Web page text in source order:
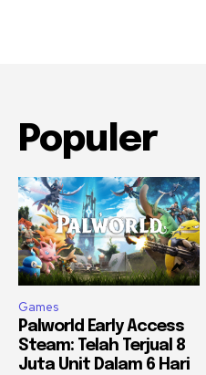
Populer
Games
Palworld Early Access
Steam: Telah Terjual 8
Juta Unit Dalam 6 Hari